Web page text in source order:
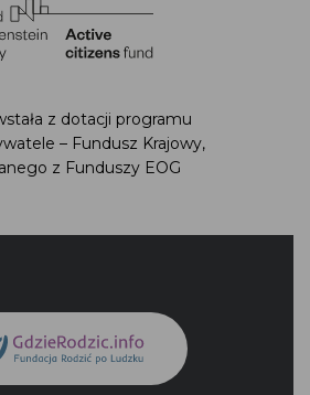
z dotacji programu
– Fundusz Krajowy,
z Funduszy EOG